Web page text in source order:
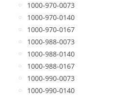
1000-970-0073
1000-970-0140
1000-970-0167
1000-988-0073
1000-988-0140
1000-988-0167
1000-990-0073
1000-990-0140